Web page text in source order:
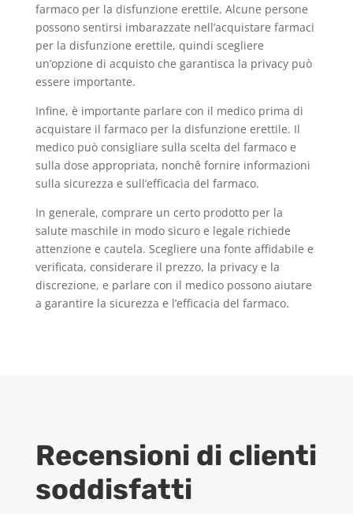
farmaco per la disfunzione erettile. Alcune persone
possono sentirsi imbarazzate nell’acquistare farmaci
per la disfunzione erettile, quindi scegliere
un’opzione di acquisto che garantisca la privacy può
essere importante.
Infine, è importante parlare con il medico prima di
acquistare il farmaco per la disfunzione erettile. Il
medico può consigliare sulla scelta del farmaco e
sulla dose appropriata, nonchê fornire informazioni
sulla sicurezza e sull’efficacia del farmaco.
In generale, comprare un certo prodotto per la
salute maschile in modo sicuro e legale richiede
attenzione e cautela. Scegliere una fonte affidabile e
verificata, considerare il prezzo, la privacy e la
discrezione, e parlare con il medico possono aiutare
a garantire la sicurezza e l’efficacia del farmaco.
Recensioni di clienti
soddisfatti